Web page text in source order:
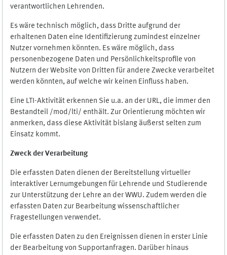
verantwortlichen Lehrenden.
Es wäre technisch möglich, dass Dritte aufgrund der
erhaltenen Daten eine Identifizierung zumindest einzelner
Nutzer vornehmen könnten. Es wäre möglich, dass
personenbezogene Daten und Persönlichkeitsprofile von
Nutzern der Website von Dritten für andere Zwecke verarbeitet
werden könnten, auf welche wir keinen Einfluss haben.
Eine LTI-Aktivität erkennen Sie u.a. an der URL, die immer den
Bestandteil /mod/lti/ enthält. Zur Orientierung möchten wir
anmerken, dass diese Aktivität bislang äußerst selten zum
Einsatz kommt.
Zweck der Verarbeitung
Die erfassten Daten dienen der Bereitstellung virtueller
interaktiver Lernumgebungen für Lehrende und Studierende
zur Unterstützung der Lehre an der WWU. Zudem werden die
erfassten Daten zur Bearbeitung wissenschaftlicher
Fragestellungen verwendet.
Die erfassten Daten zu den Ereignissen dienen in erster Linie
der Bearbeitung von Supportanfragen. Darüber hinaus